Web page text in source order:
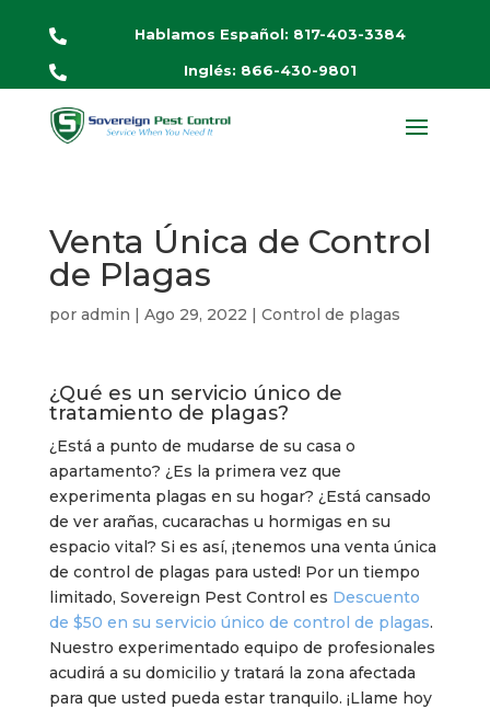
 Hablamos Español: 817-403-3384
 Inglés: 866-430-9801
Venta Única de Control
de Plagas
por admin | Ago 29, 2022 | Control de plagas
¿Qué es un servicio único de
tratamiento de plagas?
¿Está a punto de mudarse de su casa o
apartamento? ¿Es la primera vez que
experimenta plagas en su hogar? ¿Está cansado
de ver arañas, cucarachas u hormigas en su
espacio vital? Si es así, ¡tenemos una venta única
de control de plagas para usted! Por un tiempo
limitado, Sovereign Pest Control es Descuento
de $50 en su servicio único de control de plagas.
Nuestro experimentado equipo de profesionales
acudirá a su domicilio y tratará la zona afectada
para que usted pueda estar tranquilo. ¡Llame hoy